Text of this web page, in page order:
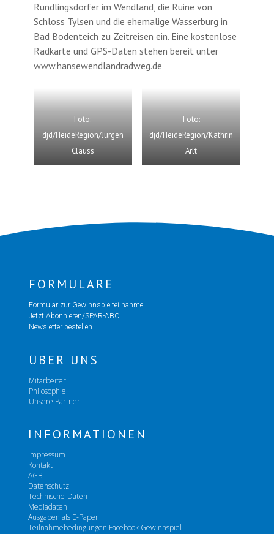
Rundlingsdörfer im Wendland, die Ruine von
Schloss Tylsen und die ehemalige Wasserburg in
Bad Bodenteich zu Zeitreisen ein. Eine kostenlose
Radkarte und GPS-Daten stehen bereit unter
www.hansewendlandradweg.de
Foto:
djd/HeideRegion/Jürgen
Clauss
Foto:
djd/HeideRegion/Kathrin
Arlt
FORMULARE
Formular zur Gewinnspielteilnahme
Jetzt Abonnieren/SPAR-ABO
Newsletter bestellen
ÜBER UNS
Mitarbeiter
Philosophie
Unsere Partner
INFORMATIONEN
Impressum
Kontakt
AGB
Datenschutz
Technische-Daten
Mediadaten
Ausgaben als E-Paper
Teilnahmebedingungen Facebook Gewinnspiel